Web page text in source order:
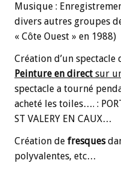
Musique :
divers autres groupes
« Côte Ouest » en 1988)
Création d’un spectacle
Peinture en direct sur
spectacle a tourné
acheté les toiles…. :
ST VALERY EN CAUX…
Création de fresques
polyvalentes, etc…